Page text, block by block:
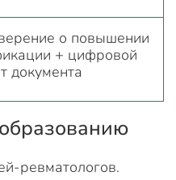
о повышении
+ цифровой
документа
ревматологов.